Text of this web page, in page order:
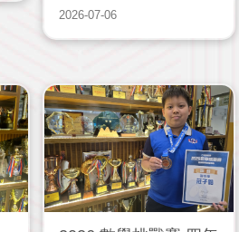
2026-07-06